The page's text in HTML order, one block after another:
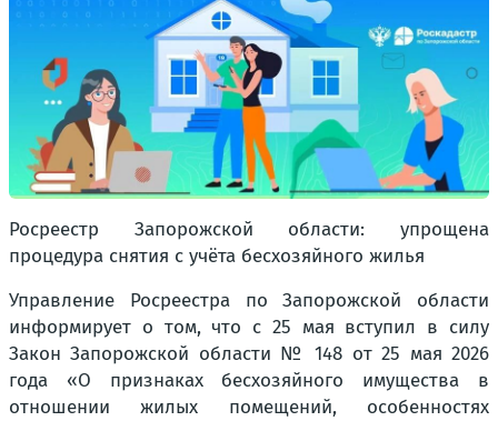
Росреестр Запорожской области: упрощена
процедура снятия с учёта бесхозяйного жилья
Управление Росреестра по Запорожской области
информирует о том, что с 25 мая вступил в силу
Закон Запорожской области № 148 от 25 мая 2026
года «О признаках бесхозяйного имущества в
отношении жилых помещений, особенностях